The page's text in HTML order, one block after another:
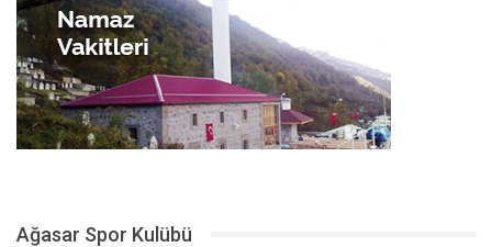
Ağasar Spor Kulübü